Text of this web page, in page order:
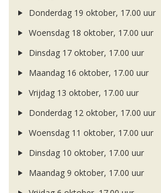
Donderdag 19 oktober, 17.00 uur
Woensdag 18 oktober, 17.00 uur
Dinsdag 17 oktober, 17.00 uur
Maandag 16 oktober, 17.00 uur
Vrijdag 13 oktober, 17.00 uur
Donderdag 12 oktober, 17.00 uur
Woensdag 11 oktober, 17.00 uur
Dinsdag 10 oktober, 17.00 uur
Maandag 9 oktober, 17.00 uur